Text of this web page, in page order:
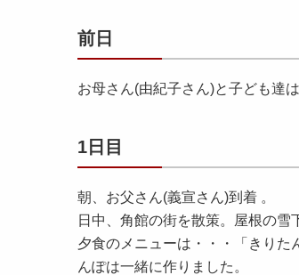
前日
お母さん(由紀子さん)と子ども達
1日目
朝、お父さん(義宣さん)到着 。
日中、角館の街を散策。屋根の雪
夕食のメニューは・・・「きりた
んぽは一緒に作りました。